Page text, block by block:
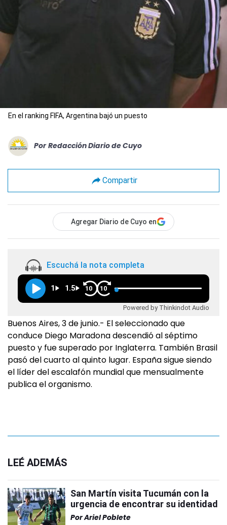
En el ranking FIFA, Argentina bajó un puesto
Por Redacción Diario de Cuyo
Compartir
Agregar Diario de Cuyo en
Escuchá la nota completa
1 1.5 10 10
Powered by Thinkindot Audio
Buenos Aires, 3 de junio.- El seleccionado que
conduce Diego Maradona descendió al séptimo
puesto y fue superado por Inglaterra. También Brasil
pasó del cuarto al quinto lugar. España sigue siendo
el líder del escalafón mundial que mensualmente
publica el organismo.
LEÉ ADEMÁS
San Martín visita Tucumán con la
urgencia de encontrar su identidad
PorAriel Poblete